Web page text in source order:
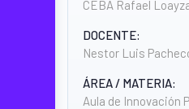
CEBA Rafael
DOCENTE:
Nestor Luis
ÁREA / MATERIA:
Aula de Innovación